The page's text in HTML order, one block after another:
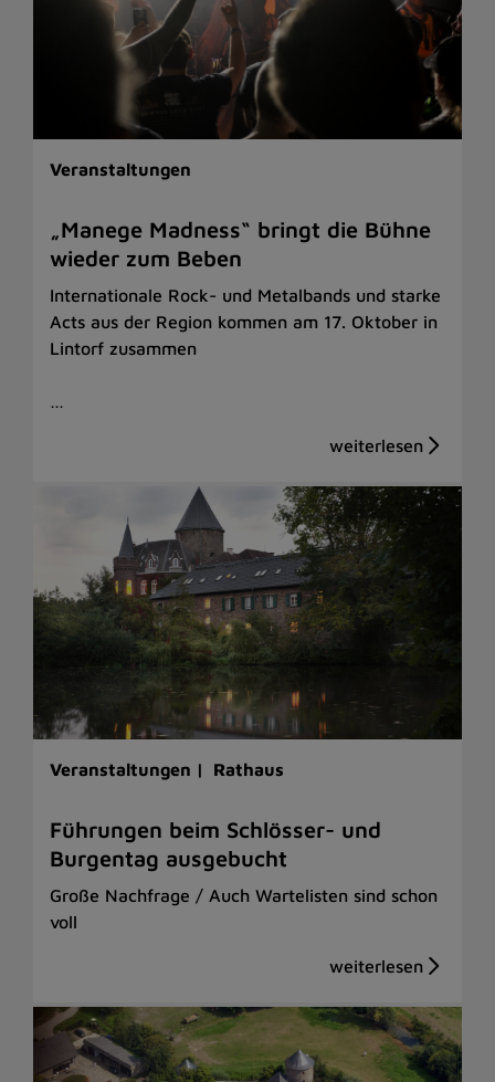
Veranstaltungen
„Manege Madness“ bringt die Bühne
wieder zum Beben
Internationale Rock- und Metalbands und starke
Acts aus der Region kommen am 17. Oktober in
Lintorf zusammen
…
Veranstaltungen | Rathaus
Führungen beim Schlösser- und
Burgentag ausgebucht
Große Nachfrage / Auch Wartelisten sind schon
voll